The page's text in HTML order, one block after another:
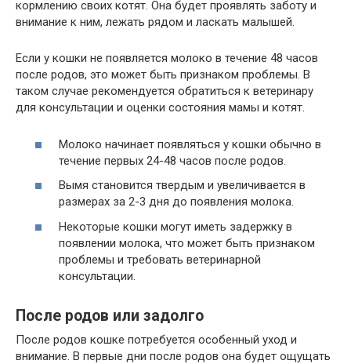
кормлению своих котят. Она будет проявлять заботу и
внимание к ним, лежать рядом и ласкать малышей.
Если у кошки не появляется молоко в течение 48 часов
после родов, это может быть признаком проблемы. В
таком случае рекомендуется обратиться к ветеринару
для консультации и оценки состояния мамы и котят.
Молоко начинает появляться у кошки обычно в
течение первых 24-48 часов после родов.
Вымя становится твердым и увеличивается в
размерах за 2-3 дня до появления молока.
Некоторые кошки могут иметь задержку в
появлении молока, что может быть признаком
проблемы и требовать ветеринарной
консультации.
После родов или задолго
После родов кошке потребуется особенный уход и
внимание. В первые дни после родов она будет ощущать